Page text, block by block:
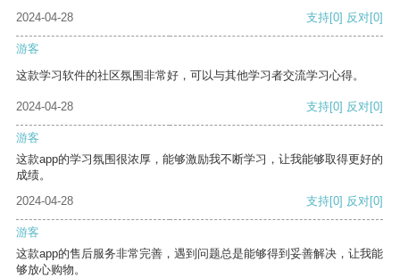
2024-04-28
支持[0] 反对[0]
游客
这款学习软件的社区氛围非常好，可以与其他学习者交流学习心得。
2024-04-28 支持[0] 反对[0]
游客
这款app的学习氛围很浓厚，能够激励我不断学习，让我能够取得更好的
成绩。
2024-04-28
支持[0] 反对[0]
游客
这款app的售后服务非常完善，遇到问题总是能够得到妥善解决，让我能
够放心购物。